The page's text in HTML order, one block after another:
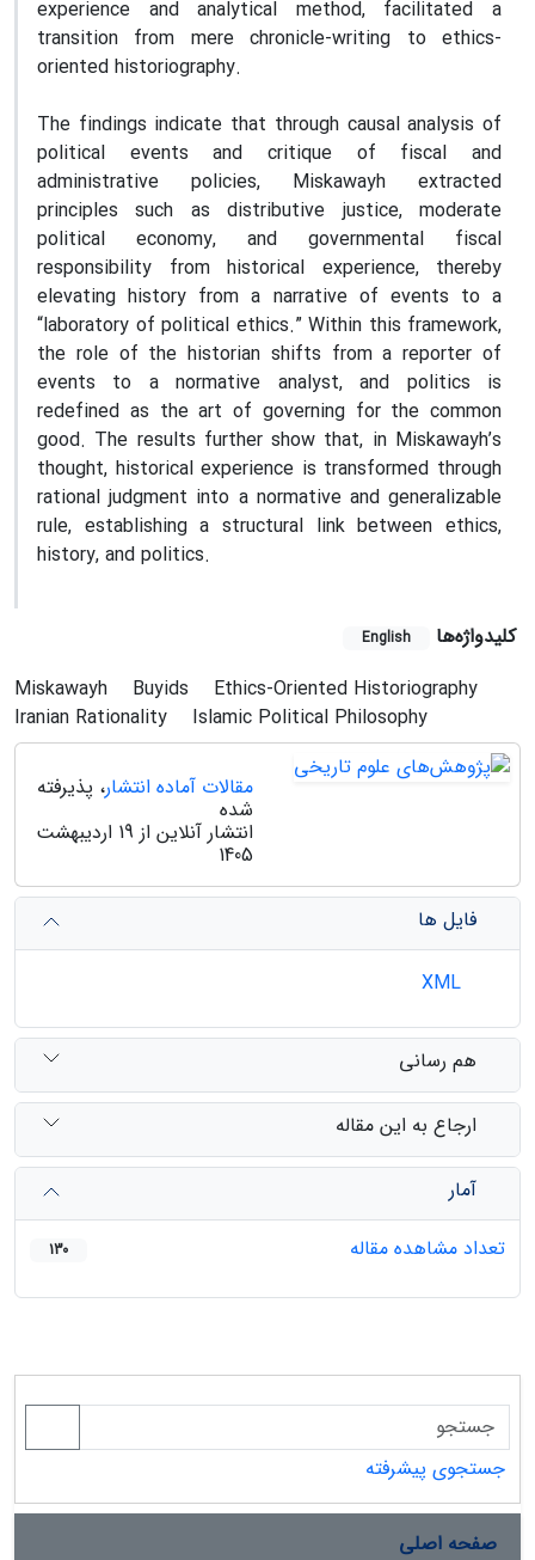
experience and analytical method, facilitated a
transition from mere chronicle-writing to ethics-
oriented historiography.
The findings indicate that through causal analysis of
political events and critique of fiscal and
administrative policies, Miskawayh extracted
principles such as distributive justice, moderate
political economy, and governmental fiscal
responsibility from historical experience, thereby
elevating history from a narrative of events to a
“laboratory of political ethics.” Within this framework,
the role of the historian shifts from a reporter of
events to a normative analyst, and politics is
redefined as the art of governing for the common
good. The results further show that, in Miskawayh’s
thought, historical experience is transformed through
rational judgment into a normative and generalizable
rule, establishing a structural link between ethics,
history, and politics.
کلیدواژه‌ها English
Miskawayh Buyids
Ethics-Oriented Historiography
Iranian Rationality
Islamic Political Philosophy
مقالات آماده انتشار، پذیرفته
شده
انتشار آنلاین از 19 اردیبهشت
1405
فایل ها
هم رسانی
ارجاع به این مقاله
آمار
تعداد مشاهده مقاله
130
جستجوی پیشرفته
صفحه اصلی